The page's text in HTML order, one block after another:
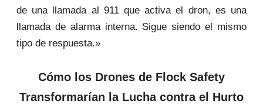
de una llamada al 911 que activa el dron, es una
llamada de alarma interna. Sigue siendo el mismo
tipo de respuesta.»
Cómo los Drones de Flock Safety
Transformarían la Lucha contra el Hurto